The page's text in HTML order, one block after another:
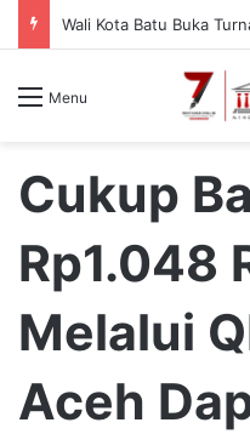
Menu
Cukup
Rp1.048
Melalui
Aceh